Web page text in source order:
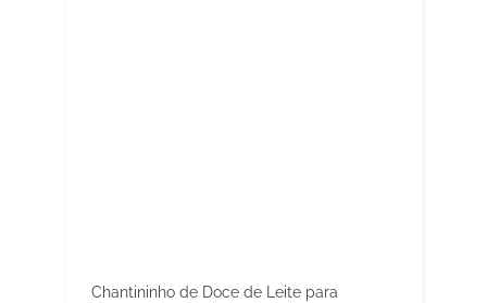
Chantininho de Doce de Leite para